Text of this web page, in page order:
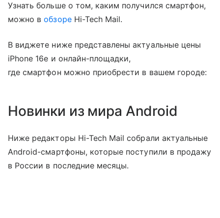
Узнать больше о том, каким получился смартфон,
можно вобзореHi-Tech Mail.
В виджете ниже представлены актуальные цены
iPhone 16e и онлайн-площадки,
где смартфон можно приобрести в вашем городе:
Новинки из мира Android
Ниже редакторы Hi-Tech Mail собрали актуальные
Android-смартфоны, которые поступили в продажу
в России в последние месяцы.